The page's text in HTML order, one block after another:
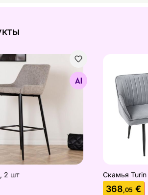
2 шт
Найдите похожие
2 шт Скамья Turin
368,05 €